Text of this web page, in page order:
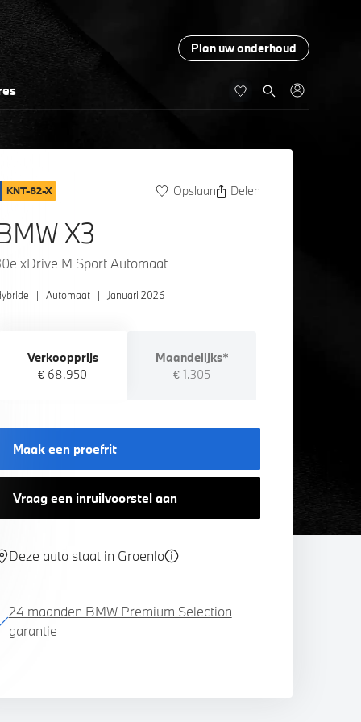
Plan uw onderhoud
KNT-82-X Opslaan Delen
X3
xDrive M Sport Automaat
| Automaat | Januari 2026
Verkoopprijs
€ 68.950
Maandelijks*
€ 1.305
Maak een proefrit
Vraag een inruilvoorstel aan
Deze auto staat in Groenlo
24 maanden BMW Premium Selection
garantie